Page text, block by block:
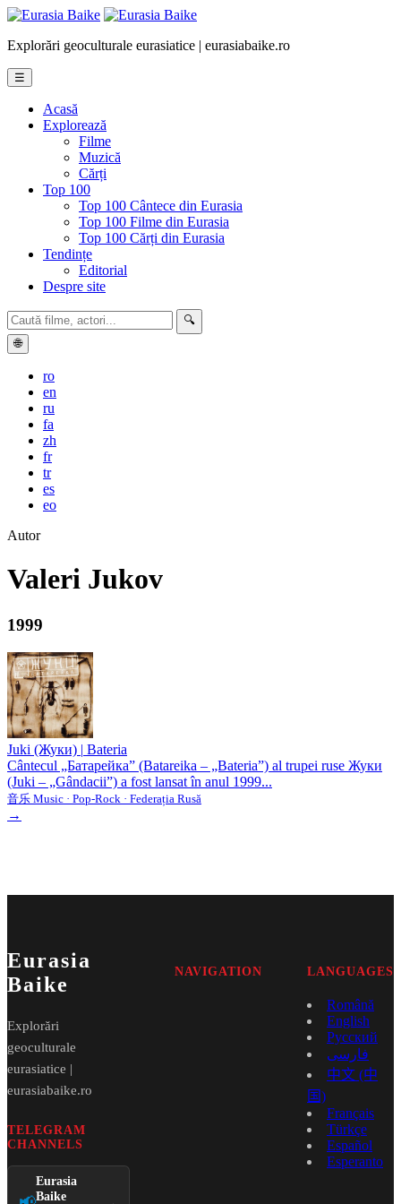
Explorări geoculturale eurasiatice | eurasiabaike.ro
☰
Acasă
Explorează
Filme
Muzică
Cărți
Top 100
Top 100 Cântece din Eurasia
Top 100 Filme din Eurasia
Top 100 Cărți din Eurasia
Tendințe
Editorial
Despre site
🔍
🌐
ro
en
ru
fa
zh
fr
tr
es
eo
Autor
Valeri Jukov
1999
Juki (Жуки) | Bateria
Cântecul „Батарейка” (Batareika – „Bateria”) al trupei ruse Жуки
(Juki – „Gândacii”) a fost lansat în anul 1999...
音乐 Music · Pop-Rock · Federația Rusă
→
Eurasia
Baike
Explorări
geoculturale
eurasiatice |
eurasiabaike.ro
TELEGRAM
CHANNELS
Eurasia
Baike
NAVIGATION LANGUAGES
Română
English
Русский
فارسی
中文 (中
国)
Français
Türkçe
Español
Esperanto